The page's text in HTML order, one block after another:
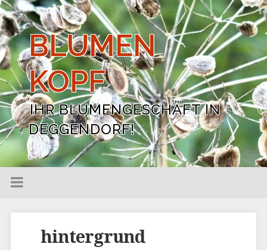
BLUMEN
KOPF
IHR BLUMENGESCHÄFT IN
DEGGENDORF!
hintergrund